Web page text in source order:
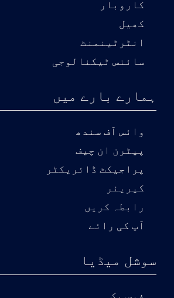
کاروبار
کھیل
انٹرٹینمنٹ
سائنس ٹیکنالوجی
ہمارے بارے میں
وائس آف سندھ
پیٹرن ان چیف
پراجیکٹ ڈائریکٹر
کیریئر
رابطہ کریں
آپ کی رائے
سوشل میڈیا